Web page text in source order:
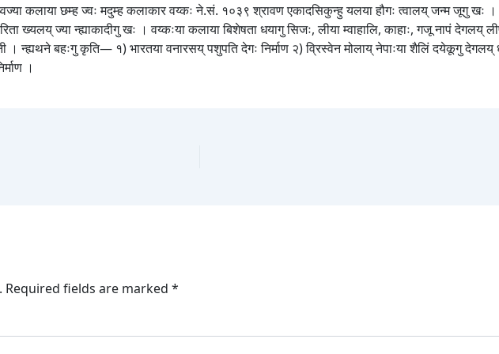
कलाया छम्ह ज्वः मदुम्ह कलाकार वय्कः ने.सं. १०३९ श्रावण एकादसिकुन्हु यलया हौगः त्वालय् जन्म जूगु खः ।
ख्यलय् ज्या न्ह्याकादीगु खः । वय्कःया कलाया बिशेषता धयागु सिजः, लीया म्वाहालि, काहाः, गजू नापं
। न्ह्यथने बहःगु कृति— १) भारतया वनारसय् पशुपति देगः निर्माण २) व्रिस्वेन मोलाय् नेपाःया शैलिं दयेकूगु देगलय्
।
Required fields are marked *